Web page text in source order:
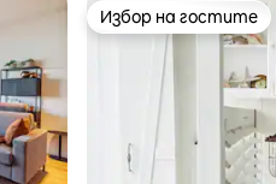
Избор на гостите
Избор на гостите